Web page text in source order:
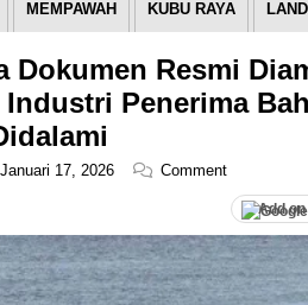
MEMPAWAH KUBU RAYA
Dokumen Resmi
Penerima
Januari 17, 2026 Comment
Add on